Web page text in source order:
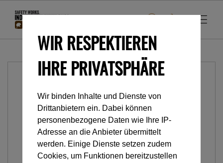
WIR RESPEKTIEREN
IHRE PRIVATSPHÄRE
Wir binden Inhalte und Dienste von
Drittanbietern ein. Dabei können
personenbezogene Daten wie Ihre IP-
Adresse an die Anbieter übermittelt
werden. Einige Dienste setzen zudem
Cookies, um Funktionen bereitzustellen